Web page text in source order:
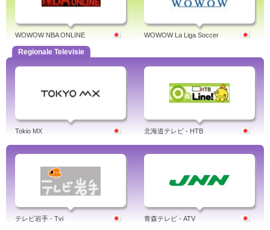
WOWOW NBA ONLINE WOWOW La Liga Soccer
Regionale Televisie
Tokio MX 北海道テレビ - HTB
テレビ岩手 - Tvi 青森テレビ - ATV